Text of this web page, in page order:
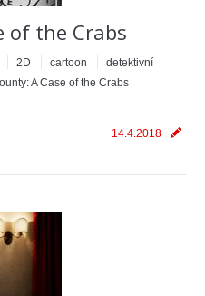
of the Crabs
2D cartoon
detektivní
A Case of the Crabs
14.4.2018